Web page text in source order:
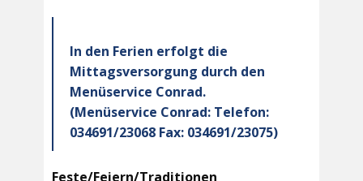
In den Ferien erfolgt die
Mittagsversorgung durch den
Menüservice Conrad.
(Menüservice Conrad: Telefon:
034691/23068 Fax: 034691/23075)
Feste/Feiern/Traditionen